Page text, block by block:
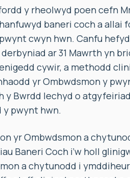
y rheolwyd poen cefn
baneri coch a allai
cwyn hwn. Canfu
ar 31 Mawrth yn
cywir, a methodd
yr Ombwdsmon y
Bwrdd Iechyd o
y pwynt hwn.
yr Ombwdsmon a
Baneri Coch i’w holl
a chytunodd i